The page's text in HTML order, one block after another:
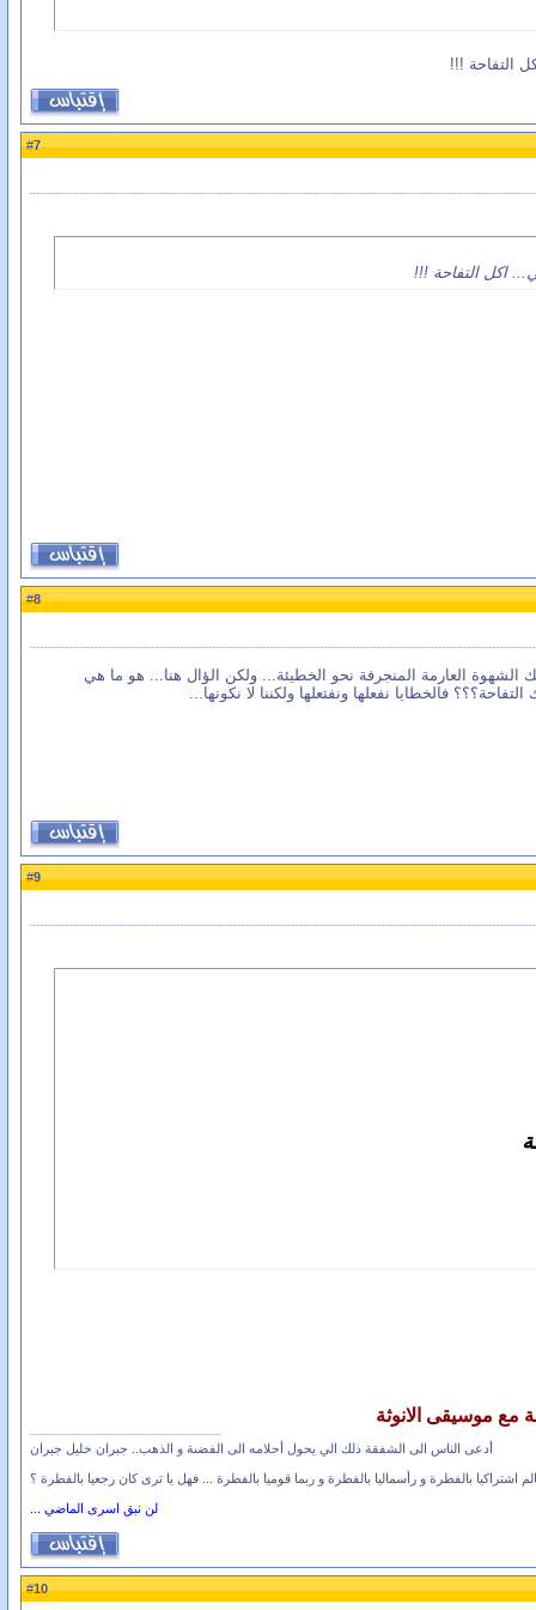
التفاحة !!!
#
7
اكل التفاحة !!!
#
8
العارمة المنجرفة نحو الخطيئة... ولكن الؤال هنا... هو ما هي
فالخطايا نفعلها ونفتعلها ولكننا لا نكونها...
#
9
مع موسيقى الانوثة
أدعى الناس الى الشفقة ذلك الي يحول أحلامه الى الفضىة و الذهب.. جبران خليل جبران
اشتراكيا بالفطرة و رأسماليا بالفطرة و ربما قوميا بالفطرة ... فهل يا ترى كان رجعيا بالفطرة ؟
لن نبق اسرى الماضي ...
#
10